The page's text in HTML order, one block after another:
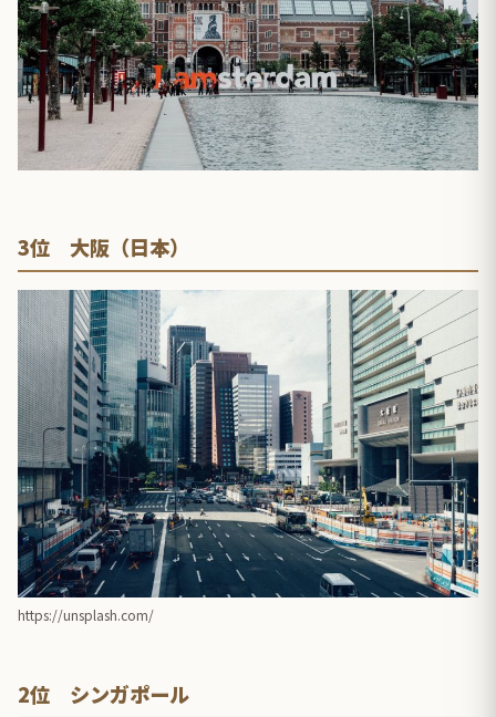
3位 大阪（日本）
https://unsplash.com/
2位 シンガポール